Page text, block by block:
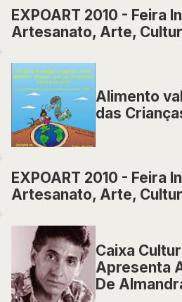
EXPOART 2010 - Feira
Artesanato, Arte,
Alimento
das
EXPOART 2010 - Feira
Artesanato, Arte,
Caixa
Apresenta
De